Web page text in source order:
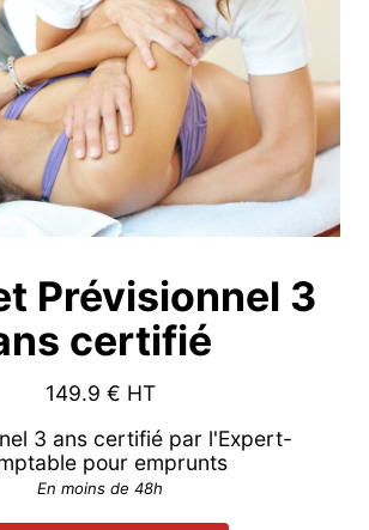
Prévisionnel 3
certifié
149.9 € HT
3 ans certifié par l'Expert-
pour emprunts
En moins de 48h